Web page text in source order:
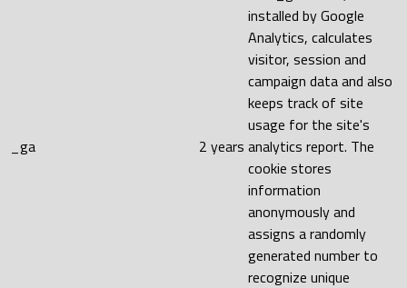
_ga 2 years
installed by Google
Analytics, calculates
visitor, session and
campaign data and also
keeps track of site
usage for the site's
analytics report. The
cookie stores
information
anonymously and
assigns a randomly
generated number to
recognize unique